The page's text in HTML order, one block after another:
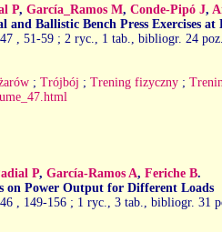
P, García_Ramos M, Conde-Pipó J,
Ballistic Bench Press Exercises at
, 51-59 ; 2 ryc., 1 tab., bibliogr. 24
; Trójbój ; Trening fizyczny ;
P, García-Ramos A, Feriche B.
on Power Output for Different Loads
, 149-156 ; 1 ryc., 3 tab., bibliogr. 31